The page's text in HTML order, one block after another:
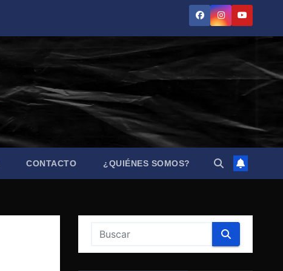
CONTACTO ¿QUIÉNES SOMOS?